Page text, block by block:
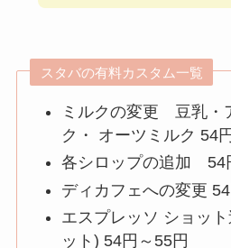
スタバの有料カスタム一覧
ミルクの変更 豆乳・
ク・ オーツミルク 54
各シロップの追加 54
ディカフェへの変更
エスプレッソ ショッ
ット) 54円～55円